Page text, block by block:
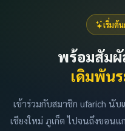
เริ่มต้
พร้อมสัม
เดิมพัน
เข้าร่วมกับสมาชิก ufarich นั
เชียงใหม่ ภูเก็ต ไปจนถึงขอน